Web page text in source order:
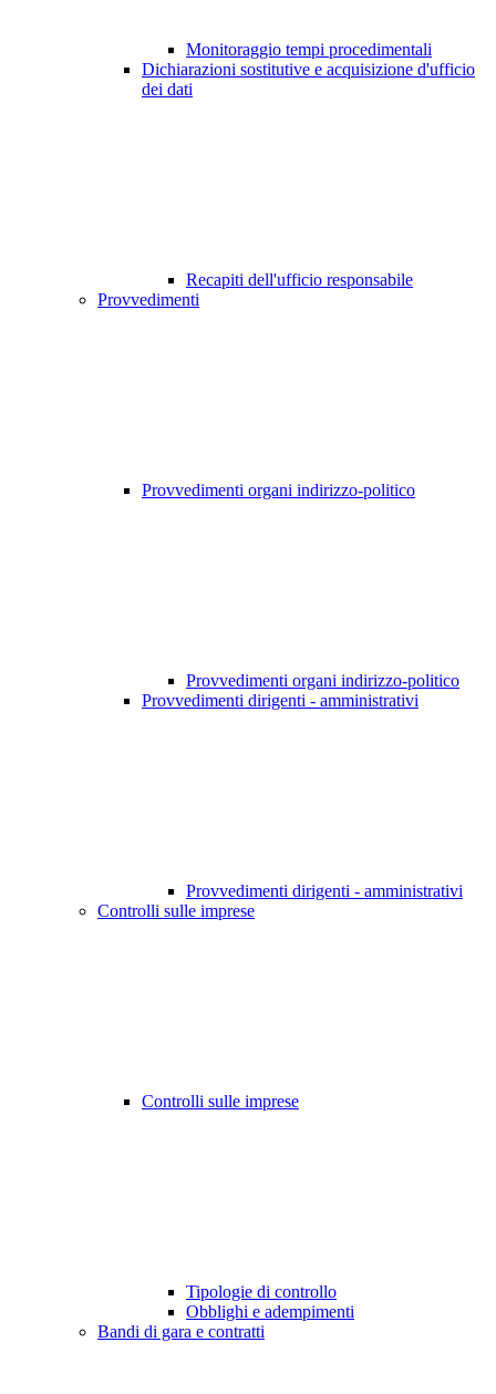
Monitoraggio tempi procedimentali
Dichiarazioni sostitutive e acquisizione d'ufficio
dei dati
Recapiti dell'ufficio responsabile
Provvedimenti
Provvedimenti organi indirizzo-politico
Provvedimenti organi indirizzo-politico
Provvedimenti dirigenti - amministrativi
Provvedimenti dirigenti - amministrativi
Controlli sulle imprese
Controlli sulle imprese
Tipologie di controllo
Obblighi e adempimenti
Bandi di gara e contratti